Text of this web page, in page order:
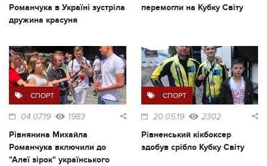
Романчука в Україні зустріла
дружина красуня
перемогли на Кубку Світу
СПОРТ
04.07.19 1983
Рівнянина Михайла
Романчука включили до
"Алеї зірок" українського
СПОРТ
20.05.19 2302
Рівненський кікбоксер
здобув срібло Кубку Світу